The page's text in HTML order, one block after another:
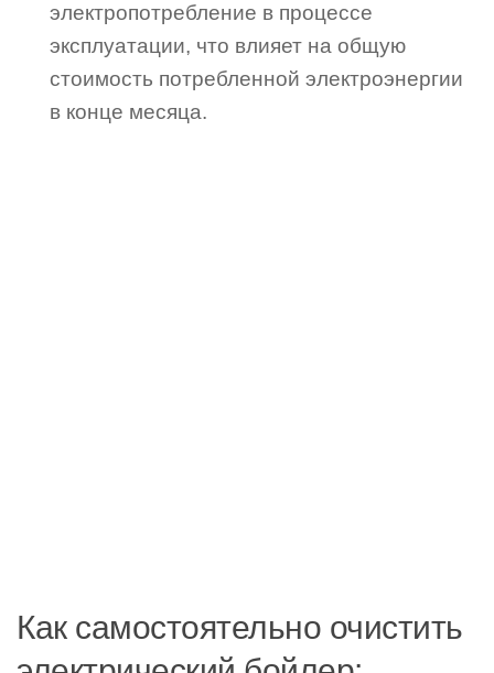
электропотребление в процессе
эксплуатации, что влияет на общую
стоимость потребленной электроэнергии
в конце месяца.
Как самостоятельно очистить